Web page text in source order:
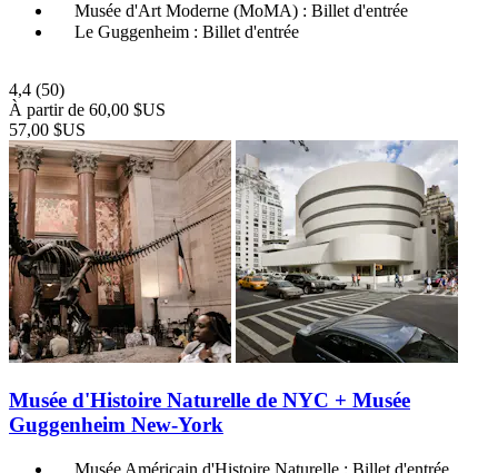
Musée d'Art Moderne (MoMA) : Billet d'entrée
Le Guggenheim : Billet d'entrée
4,4 (50)
À partir de 60,00 $US
57,00 $US
Musée d'Histoire Naturelle de NYC + Musée
Guggenheim New-York
Musée Américain d'Histoire Naturelle : Billet d'entrée